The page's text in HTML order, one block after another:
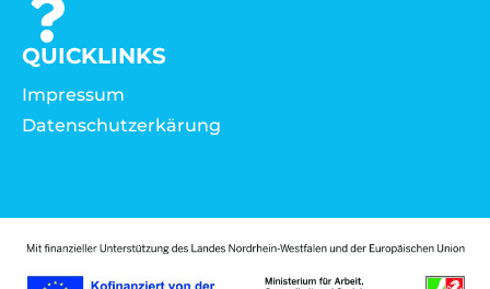
QUICKLINKS
Impressum
Datenschutzerkärung